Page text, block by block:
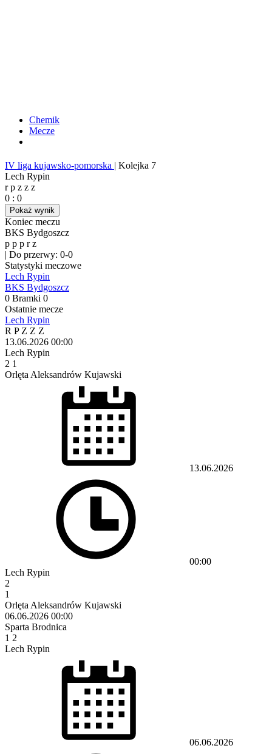
Chemik
Mecze
IV liga kujawsko-pomorska | Kolejka 7
Lech Rypin
rp z z z
0 : 0
Pokaż wynik
Koniec meczu
BKS Bydgoszcz
p p p rz
| Do przerwy: 0-0
Statystyki meczowe
Lech Rypin
BKS Bydgoszcz
0 Bramki 0
Ostatnie mecze
Lech Rypin
R PZ Z Z
13.06.2026 00:00
Lech Rypin
2 1
Orlęta Aleksandrów Kujawski
13.06.2026
00:00
Lech Rypin
2
1
Orlęta Aleksandrów Kujawski
06.06.2026 00:00
Sparta Brodnica
1 2
Lech Rypin
06.06.2026